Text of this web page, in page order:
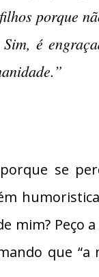
porque
é
se
Peço a
que “a